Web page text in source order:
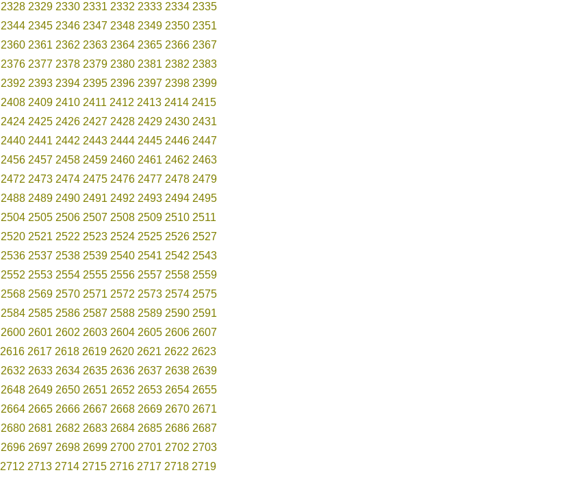
2328 2329 2330 2331 2332 2333 2334 2335
2344 2345 2346 2347 2348 2349 2350 2351
2360 2361 2362 2363 2364 2365 2366 2367
2376 2377 2378 2379 2380 2381 2382 2383
2392 2393 2394 2395 2396 2397 2398 2399
2408 2409 2410 2411 2412 2413 2414 2415
2424 2425 2426 2427 2428 2429 2430 2431
2440 2441 2442 2443 2444 2445 2446 2447
2456 2457 2458 2459 2460 2461 2462 2463
2472 2473 2474 2475 2476 2477 2478 2479
2488 2489 2490 2491 2492 2493 2494 2495
2504 2505 2506 2507 2508 2509 2510 2511
2520 2521 2522 2523 2524 2525 2526 2527
2536 2537 2538 2539 2540 2541 2542 2543
2552 2553 2554 2555 2556 2557 2558 2559
2568 2569 2570 2571 2572 2573 2574 2575
2584 2585 2586 2587 2588 2589 2590 2591
2600 2601 2602 2603 2604 2605 2606 2607
2616 2617 2618 2619 2620 2621 2622 2623
2632 2633 2634 2635 2636 2637 2638 2639
2648 2649 2650 2651 2652 2653 2654 2655
2664 2665 2666 2667 2668 2669 2670 2671
2680 2681 2682 2683 2684 2685 2686 2687
2696 2697 2698 2699 2700 2701 2702 2703
2712 2713 2714 2715 2716 2717 2718 2719